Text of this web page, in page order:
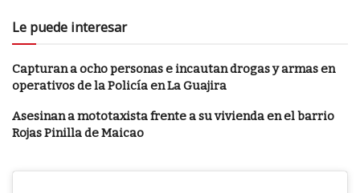
Le puede interesar
Capturan a ocho personas e incautan drogas y armas en
operativos de la Policía en La Guajira
Asesinan a mototaxista frente a su vivienda en el barrio
Rojas Pinilla de Maicao